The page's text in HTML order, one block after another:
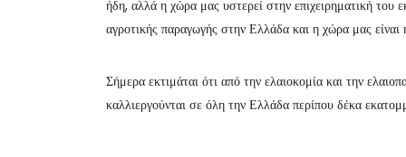
ήδη, αλλά η χώρα μας υστερεί στην επιχειρηματική του
αγροτικής παραγωγής στην Ελλάδα και η χώρα μας είναι
Σήμερα εκτιμάται ότι από την ελαιοκομία και την
καλλιεργούνται σε όλη την Ελλάδα περίπου δέκα